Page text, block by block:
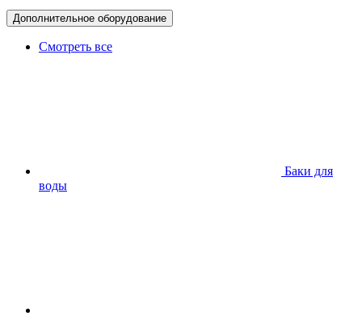
Дополнительное оборудование
Смотреть все
Баки для
воды